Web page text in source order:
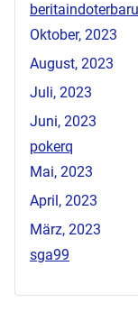
beritaindoterbaru
Oktober, 2023
August, 2023
Juli, 2023
Juni, 2023
pokerq
Mai, 2023
April, 2023
März, 2023
sga99